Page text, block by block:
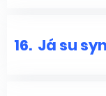
16. Já su